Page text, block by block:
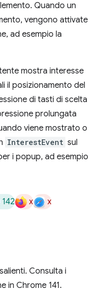
Quando un
vengono attivate
ad esempio la
mostra interesse
il posizionamento del
di tasti di scelta
prolungata
viene mostrato o
InterestEvent sul
i popup, ad esempio
142 x x
Consulta i
in Chrome 141.